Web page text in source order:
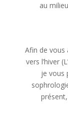
au
Afin de vous
vers l’hiver
je vous